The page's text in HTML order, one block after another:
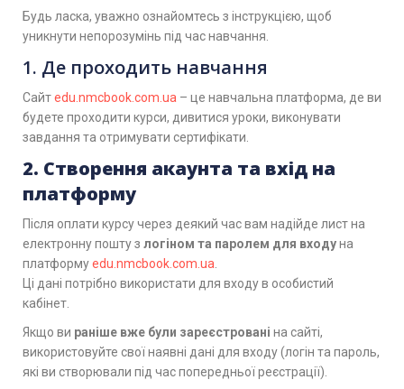
Будь ласка, уважно ознайомтесь з інструкцією, щоб
уникнути непорозумінь під час навчання.
1. Де проходить навчання
Сайтedu.nmcbook.com.ua – це навчальна платформа, де ви
будете проходити курси, дивитися уроки, виконувати
завдання та отримувати сертифікати.
2. Створення акаунта та вхід на
платформу
Після оплати курсу через деякий час вам надійде лист на
електронну пошту з логіном та паролем для входуна
платформуedu.nmcbook.com.ua
Ці дані потрібно використати для входу в особистий
кабінет.
Якщо ви раніше вже були зареєстровані на сайті,
використовуйте свої наявні дані для входу (логін та пароль,
які ви створювали під час попередньої реєстрації).